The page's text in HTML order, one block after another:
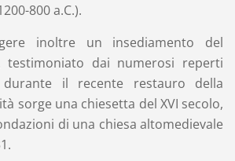
800 a.C.).
inoltre un insediamento del
testimoniato dai numerosi reperti
il recente restauro della
sorge una chiesetta del XVI secolo,
di una chiesa altomedievale